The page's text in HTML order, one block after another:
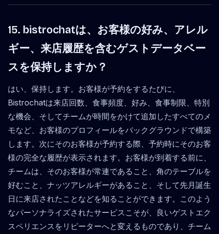
15. bistrochatは、お客様の好み、アレル
ギー、来店履歴を含むゲストデータベー
スを保持しますか？
はい、保持します。お客様が予約をするたびに、
Bistrochatは来店回数、食事頻度、好み、食事制限、特別
な機会、そしてチームが時間をかけて追加したすべてのメ
モなど、お客様のプロフィールをバックグラウンドで構築
します。次にそのお客様が予約する際、予約時にそのお客
様の完全な履歴が表示されます。お客様が到着する前に、
チームは、そのお客様が常連であること、角のテーブルを
好むこと、ナッツアレルギーがあること、そして先月誕生
日に来店されたことなどを知ることができます。このよう
なパーソナライズされたサービスこそが、良いゲストエク
スペリエンスをリピーターへと変えるものであり、チーム